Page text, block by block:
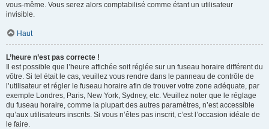
vous-même. Vous serez alors comptabilisé comme étant un utilisateur
invisible.
Haut
L’heure n’est pas correcte !
Il est possible que l’heure affichée soit réglée sur un fuseau horaire différent du
vôtre. Si tel était le cas, veuillez vous rendre dans le panneau de contrôle de
l’utilisateur et régler le fuseau horaire afin de trouver votre zone adéquate, par
exemple Londres, Paris, New York, Sydney, etc. Veuillez noter que le réglage
du fuseau horaire, comme la plupart des autres paramètres, n’est accessible
qu’aux utilisateurs inscrits. Si vous n’êtes pas inscrit, c’est l’occasion idéale de
le faire.